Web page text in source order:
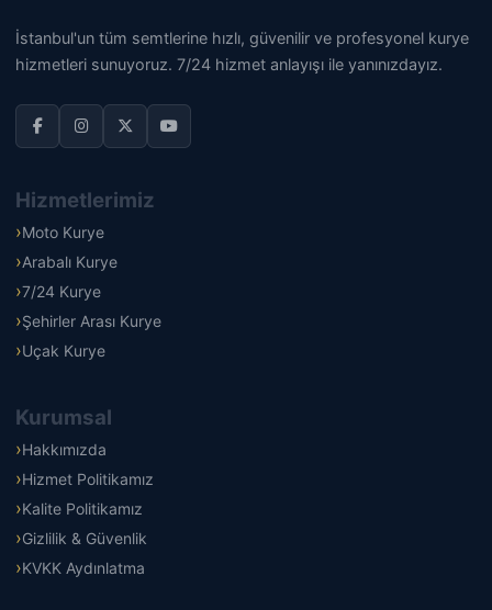
İstanbul'un tüm semtlerine hızlı, güvenilir ve profesyonel kurye
hizmetleri sunuyoruz. 7/24 hizmet anlayışı ile yanınızdayız.
Hizmetlerimiz
Moto Kurye
Arabalı Kurye
7/24 Kurye
Şehirler Arası Kurye
Uçak Kurye
Kurumsal
Hakkımızda
Hizmet Politikamız
Kalite Politikamız
Gizlilik & Güvenlik
KVKK Aydınlatma